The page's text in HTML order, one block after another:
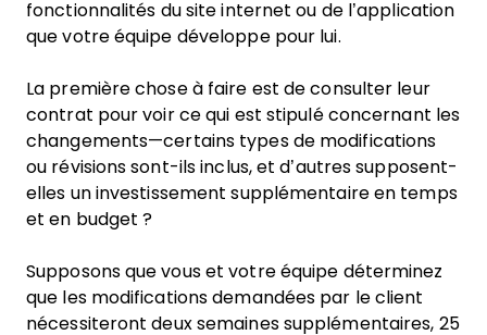
fonctionnalités du site internet ou de l’application
que votre équipe développe pour lui.
La première chose à faire est de consulter leur
contrat pour voir ce qui est stipulé concernant les
changements—certains types de modifications
ou révisions sont-ils inclus, et d’autres supposent-
elles un investissement supplémentaire en temps
et en budget ?
Supposons que vous et votre équipe déterminez
que les modifications demandées par le client
nécessiteront deux semaines supplémentaires, 25